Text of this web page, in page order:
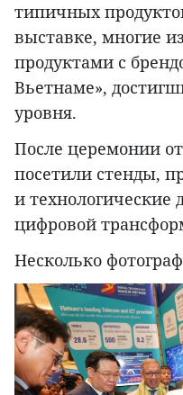
типичных
выставке, многие
продуктами с
Вьетнаме»,
уровня.
После церемонии
посетили стенды,
и технологические
цифровой
Несколько